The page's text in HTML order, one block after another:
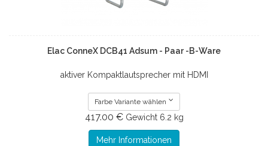
Elac ConneX DCB41 Adsum - Paar -B-Ware
aktiver Kompaktlautsprecher mit HDMI
Farbe Variante wählen
417.00 € Gewicht 6.2 kg
Mehr Informationen